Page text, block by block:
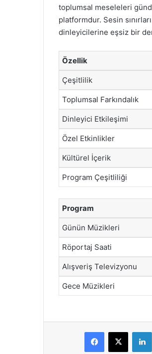
toplumsal meseleleri
platformdur. Sesin
dinleyicilerine eşsiz bir
Özellik
Çeşitlilik
Toplumsal Farkındalık
Dinleyici Etkileşimi
Özel Etkinlikler
Kültürel İçerik
Program Çeşitliliği
Program
Günün Müzikleri
Röportaj Saati
Alışveriş Televizyonu
Gece Müzikleri
Facebook
X